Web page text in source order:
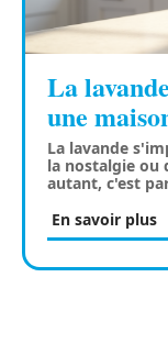
La
une
La lavande
la nostalgie ou
autant, c'est
En savoir plus